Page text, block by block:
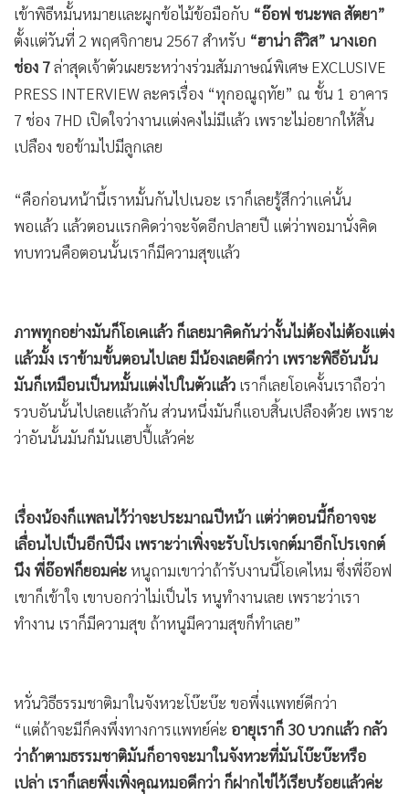
• เศรษฐกิจ-ธุรกิจ
• จีน
• ชุมชน-คุณภาพชีวิต
• อาชญากรรม
• Motoring
• เกม
SMEs
• หุ้น
Celeb Online
• Factcheck
• ญี่ปุ่น
• News1
• Gotomanager
เข้าพิธีหมั้นหมายและผูกข้อไม้ข้อมือกับ “อ๊อฟ ชนะพล สัตยา”
ตั้งแต่วันที่ 2 พฤศจิกายน 2567 สำหรับ “ฮาน่า ลีวิส” นางเอก
ช่อง 7ล่าสุดเจ้าตัวเผยระหว่างร่วมสัมภาษณ์พิเศษ EXCLUSIVE
PRESS INTERVIEW ละครเรื่อง “ทุกอณูฤทัย” ณ ชั้น 1 อาคาร
7 ช่อง 7HD เปิดใจว่างานแต่งคงไม่มีแล้ว เพราะไม่อยากให้สิ้น
เปลือง ขอข้ามไปมีลูกเลย
“คือก่อนหน้านี้เราหมั้นกันไปเนอะ เราก็เลยรู้สึกว่าแค่นั้น
พอแล้ว แล้วตอนแรกคิดว่าจะจัดอีกปลายปี แต่ว่าพอมานั่งคิด
ทบทวนคือตอนนั้นเราก็มีความสุขแล้ว
ภาพทุกอย่างมันก็โอเคแล้ว ก็เลยมาคิดกันว่างั้นไม่ต้องไม่ต้องแต่ง
แล้วมั้ง เราข้ามขั้นตอนไปเลย มีน้องเลยดีกว่า เพราะพิธีอันนั้น
มันก็เหมือนเป็นหมั้นแต่งไปในตัวแล้ว เราก็เลยโอเคงั้นเราถือว่า
รวบอันนั้นไปเลยแล้วกัน ส่วนหนึ่งมันก็แอบสิ้นเปลืองด้วย เพราะ
ว่าอันนั้นมันก็มันแฮปปี้แล้วค่ะ
เรื่องน้องก็แพลนไว้ว่าจะประมาณปีหน้า แต่ว่าตอนนี้ก็อาจจะ
เลื่อนไปเป็นอีกปีนึง เพราะว่าเพิ่งจะรับโปรเจกต์มาอีกโปรเจกต์
นึง พี่อ๊อฟก็ยอมค่ะหนูถามเขาว่าถ้ารับงานนี้โอเคไหม ซึ่งพี่อ๊อฟ
เขาก็เข้าใจ เขาบอกว่าไม่เป็นไร หนูทำงานเลย เพราะว่าเรา
ทำงาน เราก็มีความสุข ถ้าหนูมีความสุขก็ทำเลย”
หวั่นวิธีธรรมชาติมาในจังหวะโบ๊ะบ๊ะ ขอพึ่งแพทย์ดีกว่า
“แต่ถ้าจะมีก็คงพึ่งทางการแพทย์ค่ะ อายุเราก็ 30 บวกแล้ว กลัว
ว่าถ้าตามธรรมชาติมันก็อาจจะมาในจังหวะที่มันโบ๊ะบ๊ะหรือ
เปล่า เราก็เลยพึ่งเพิ่งคุณหมอดีกว่า ก็ฝากไข่ไว้เรียบร้อยแล้วค่ะ